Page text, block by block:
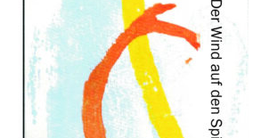
Videos
Veranstaltungen
Andenken
Neuerscheinungen von Mitgliedern